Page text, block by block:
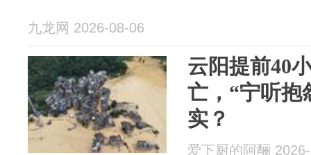
九龙网 2026-08-06
云阳提前40
亡，“宁听抱
实？
爱下厨的阿酾